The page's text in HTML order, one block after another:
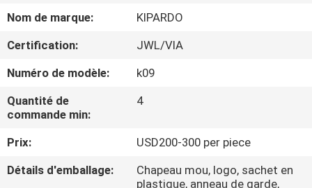
AU
SUJET
NOUS
D'USINE
Nom de marque:
KIPARDO
Certification:
JWL/VIA
Numéro de modèle:
k09
Quantité de
commande min:
4
Prix:
USD200-300 per piece
Détails d'emballage:
Chapeau mou, logo, sachet en
plastique, anneau de garde,